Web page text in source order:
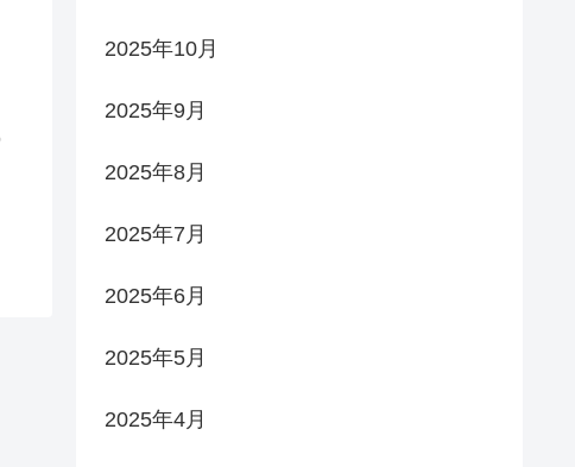
2025年10月
2025年9月
2025年8月
2025年7月
2025年6月
2025年5月
2025年4月